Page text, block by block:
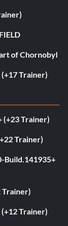
of Chornobyl
Trainer)
(+23 Trainer)
Trainer)
Build.141935+
Trainer)
Trainer)